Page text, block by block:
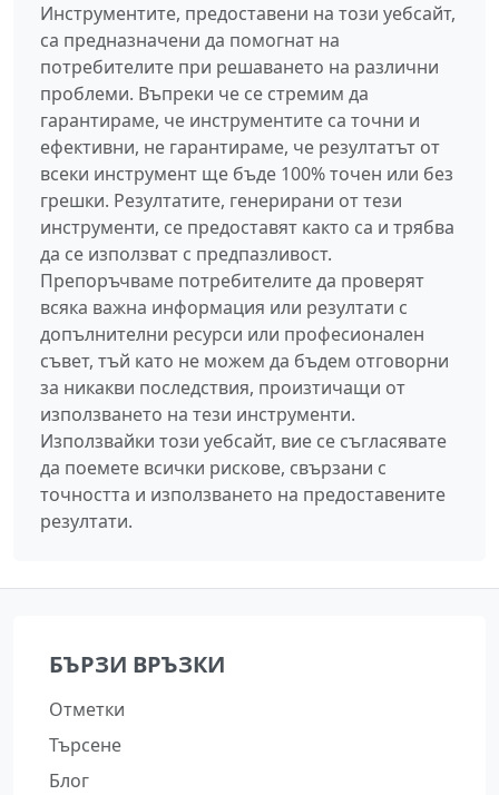
Инструментите, предоставени на този уебсайт,
са предназначени да помогнат на
потребителите при решаването на различни
проблеми. Въпреки че се стремим да
гарантираме, че инструментите са точни и
ефективни, не гарантираме, че резултатът от
всеки инструмент ще бъде 100% точен или без
грешки. Резултатите, генерирани от тези
инструменти, се предоставят както са и трябва
да се използват с предпазливост.
Препоръчваме потребителите да проверят
всяка важна информация или резултати с
допълнителни ресурси или професионален
съвет, тъй като не можем да бъдем отговорни
за никакви последствия, произтичащи от
използването на тези инструменти.
Използвайки този уебсайт, вие се съгласявате
да поемете всички рискове, свързани с
точността и използването на предоставените
резултати.
БЪРЗИ ВРЪЗКИ
Отметки
Търсене
Блог